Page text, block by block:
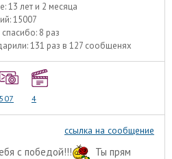
13 лет и 2 месяца
15007
8 раз
131 раз в 127 сообщенях
507 4
ссылка на сообщение
с победой!!!
Ты прям